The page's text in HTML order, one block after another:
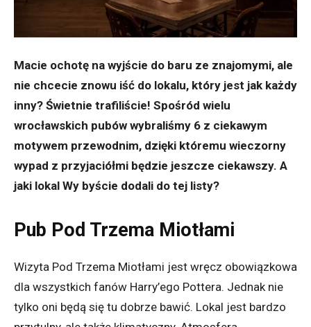
Macie ochotę na wyjście do baru ze znajomymi, ale
nie chcecie znowu iść do lokalu, który jest jak każdy
inny? Świetnie trafiliście! Spośród wielu
wrocławskich pubów wybraliśmy 6 z ciekawym
motywem przewodnim, dzięki któremu wieczorny
wypad z przyjaciółmi będzie jeszcze ciekawszy. A
jaki lokal Wy byście dodali do tej listy?
Pub Pod Trzema Miotłami
Wizyta Pod Trzema Miotłami jest wręcz obowiązkowa
dla wszystkich fanów Harry’ego Pottera. Jednak nie
tylko oni będą się tu dobrze bawić. Lokal jest bardzo